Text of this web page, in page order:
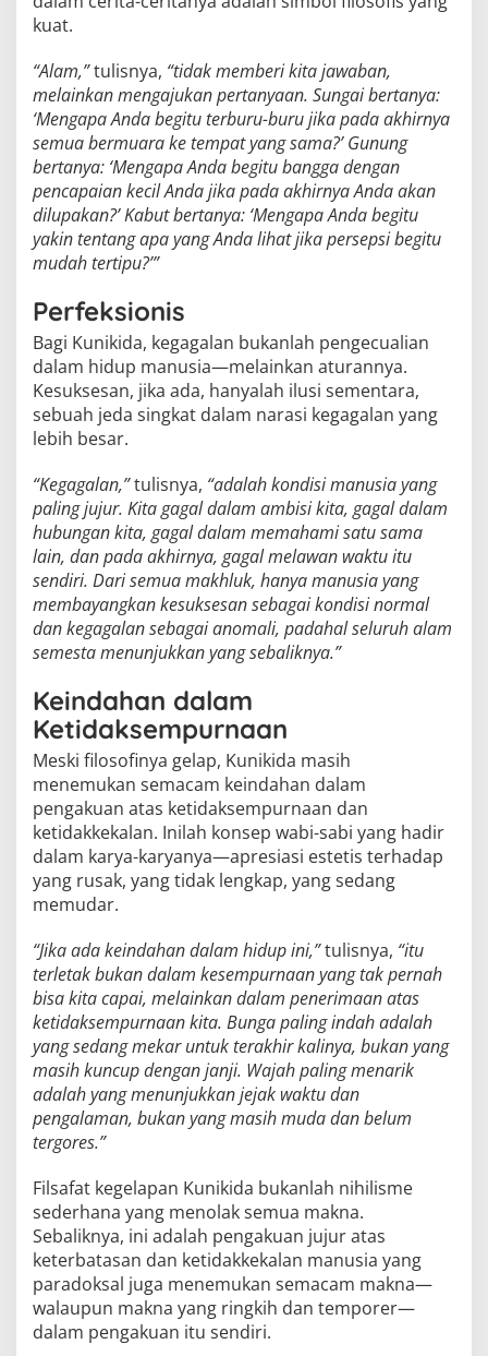
kuat.
“Alam,”tulisnya, “tidak memberi kita jawaban,
melainkan mengajukan pertanyaan. Sungai bertanya:
‘Mengapa Anda begitu terburu-buru jika pada akhirnya
semua bermuara ke tempat yang sama?’ Gunung
bertanya: ‘Mengapa Anda begitu bangga dengan
pencapaian kecil Anda jika pada akhirnya Anda akan
dilupakan?’ Kabut bertanya: ‘Mengapa Anda begitu
yakin tentang apa yang Anda lihat jika persepsi begitu
mudah tertipu?’”
Perfeksionis
Bagi Kunikida, kegagalan bukanlah pengecualian
dalam hidup manusia—melainkan aturannya.
Kesuksesan, jika ada, hanyalah ilusi sementara,
sebuah jeda singkat dalam narasi kegagalan yang
lebih besar.
“Kegagalan,”tulisnya, “adalah kondisi manusia yang
paling jujur. Kita gagal dalam ambisi kita, gagal dalam
hubungan kita, gagal dalam memahami satu sama
lain, dan pada akhirnya, gagal melawan waktu itu
sendiri. Dari semua makhluk, hanya manusia yang
membayangkan kesuksesan sebagai kondisi normal
dan kegagalan sebagai anomali, padahal seluruh alam
semesta menunjukkan yang sebaliknya.”
Keindahan dalam
Ketidaksempurnaan
Meski filosofinya gelap, Kunikida masih
menemukan semacam keindahan dalam
pengakuan atas ketidaksempurnaan dan
ketidakkekalan. Inilah konsep wabi-sabi yang hadir
dalam karya-karyanya—apresiasi estetis terhadap
yang rusak, yang tidak lengkap, yang sedang
memudar.
“Jika ada keindahan dalam hidup ini,”tulisnya, “itu
terletak bukan dalam kesempurnaan yang tak pernah
bisa kita capai, melainkan dalam penerimaan atas
ketidaksempurnaan kita. Bunga paling indah adalah
yang sedang mekar untuk terakhir kalinya, bukan yang
masih kuncup dengan janji. Wajah paling menarik
adalah yang menunjukkan jejak waktu dan
pengalaman, bukan yang masih muda dan belum
tergores.”
Filsafat kegelapan Kunikida bukanlah nihilisme
sederhana yang menolak semua makna.
Sebaliknya, ini adalah pengakuan jujur atas
keterbatasan dan ketidakkekalan manusia yang
paradoksal juga menemukan semacam makna—
walaupun makna yang ringkih dan temporer—
dalam pengakuan itu sendiri.